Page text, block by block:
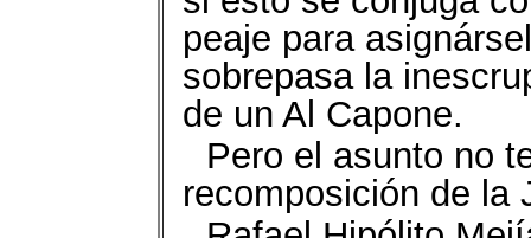
peaje para
sobrepasa la
de un Al Capone.
Pero el asunto no
recomposición de la